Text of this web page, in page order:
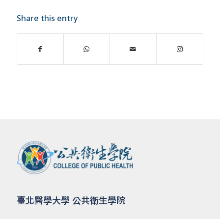
Share this entry
臺北醫學大學 公共衛生學院